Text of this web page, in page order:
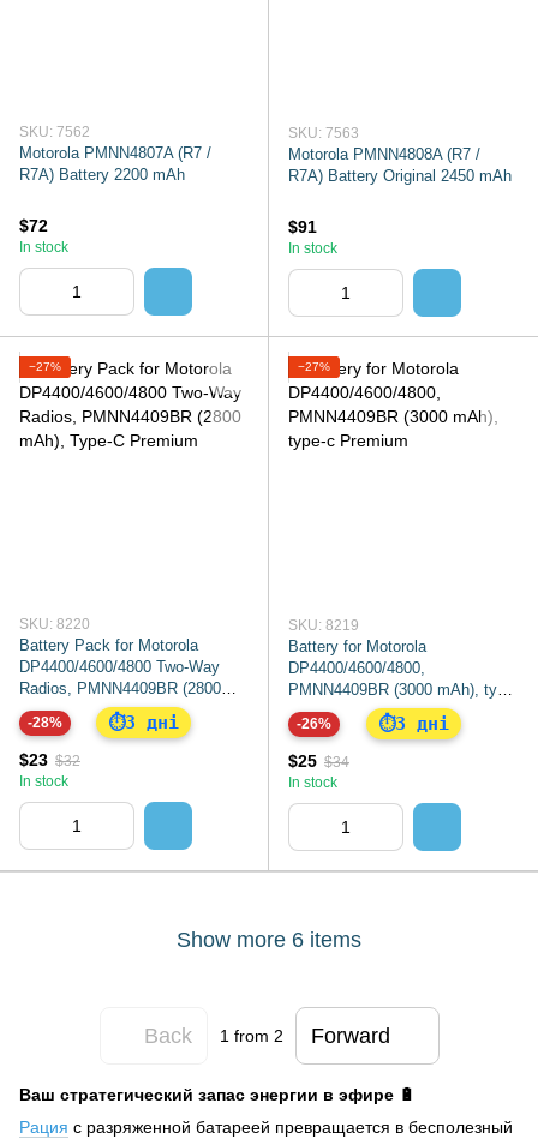
SKU: 7562
Motorola PMNN4807A (R7 /
R7A) Battery 2200 mAh
$72
In stock
SKU: 7563
Motorola PMNN4808A (R7 /
R7A) Battery Original 2450 mAh
$91
In stock
−27%
SKU: 8220
Battery Pack for Motorola
DP4400/4600/4800 Two-Way
Radios, PMNN4409BR (2800
mAh), Type-C Premium
-28% ⏱3 дні
$23 $32
In stock
−27%
SKU: 8219
Battery for Motorola
DP4400/4600/4800,
PMNN4409BR (3000 mAh), type-
c Premium
-26% ⏱3 дні
$25 $34
In stock
Show more 6 items
Back 1 from 2 Forward
Ваш стратегический запас энергии в эфире 🔋
Рация с разряженной батареей превращается в бесполезный